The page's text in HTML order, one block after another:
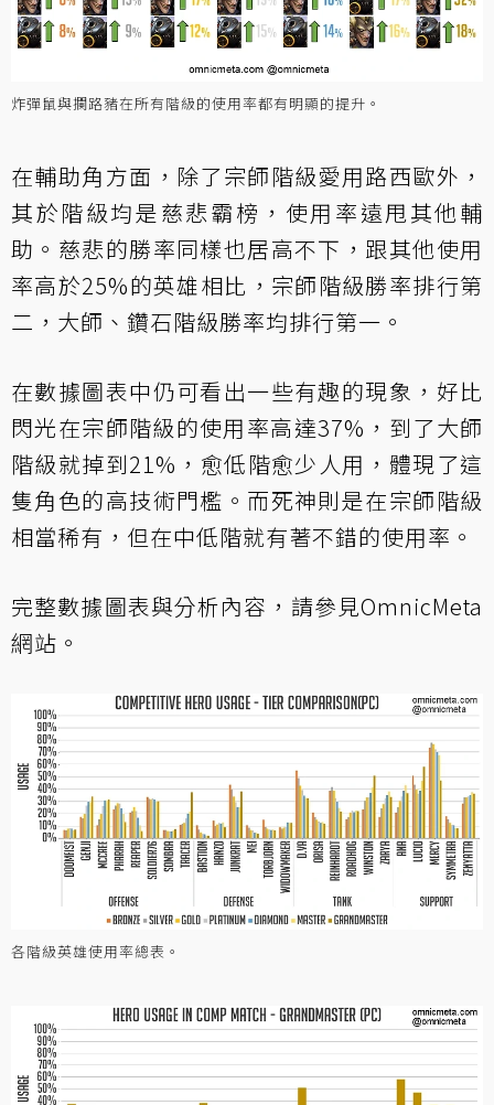
炸彈鼠與攔路豬在所有階級的使用率都有明顯的提升。
在輔助角方面，除了宗師階級愛用路西歐外，
其於階級均是慈悲霸榜，使用率遠甩其他輔
助。慈悲的勝率同樣也居高不下，跟其他使用
率高於25%的英雄相比，宗師階級勝率排行第
二，大師、鑽石階級勝率均排行第一。
在數據圖表中仍可看出一些有趣的現象，好比
閃光在宗師階級的使用率高達37%，到了大師
階級就掉到21%，愈低階愈少人用，體現了這
隻角色的高技術門檻。而死神則是在宗師階級
相當稀有，但在中低階就有著不錯的使用率。
完整數據圖表與分析內容，請參見OmnicMeta
網站 。
各階級英雄使用率總表。